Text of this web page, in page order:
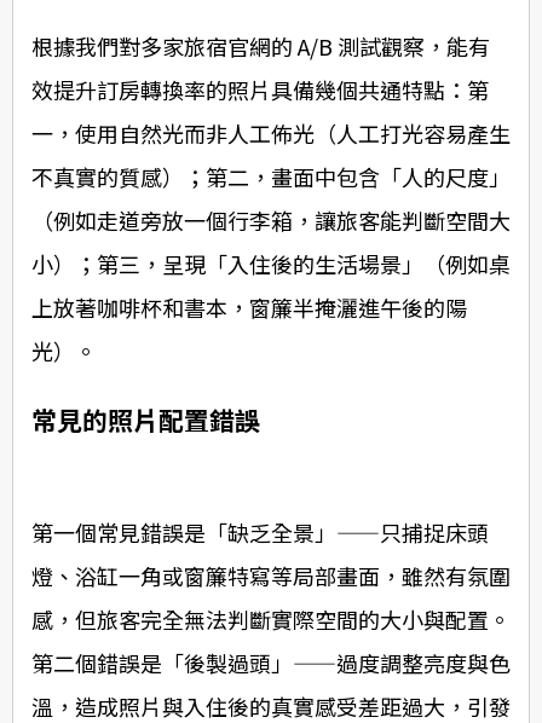
根據我們對多家旅宿官網的 A/B 測試觀察，能有
效提升訂房轉換率的照片具備幾個共通特點：第
一，使用自然光而非人工佈光（人工打光容易產生
不真實的質感）；第二，畫面中包含「人的尺度」
（例如走道旁放一個行李箱，讓旅客能判斷空間大
小）；第三，呈現「入住後的生活場景」（例如桌
上放著咖啡杯和書本，窗簾半掩灑進午後的陽
光）。
常見的照片配置錯誤
第一個常見錯誤是「缺乏全景」——只捕捉床頭
燈、浴缸一角或窗簾特寫等局部畫面，雖然有氛圍
感，但旅客完全無法判斷實際空間的大小與配置。
第二個錯誤是「後製過頭」——過度調整亮度與色
溫，造成照片與入住後的真實感受差距過大，引發